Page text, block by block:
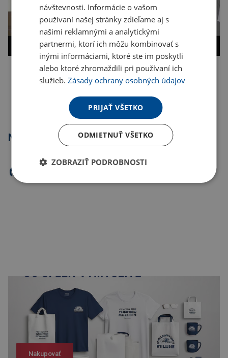
Kopírovať odkaz
Najpredávanejšie
Nakupovať
návštevnosti. Informácie o vašom
používaní našej stránky zdieľame aj s
našimi reklamnými a analytickými
partnermi, ktorí ich môžu kombinovať s
inými informáciami, ktoré ste im poskytli
alebo ktoré zhromaždili pri používaní ich
služieb.Zásady ochrany osobných údajov
PRIJAŤ VŠETKO
ODMIETNUŤ VŠETKO
ZOBRAZIŤ PODROBNOSTI